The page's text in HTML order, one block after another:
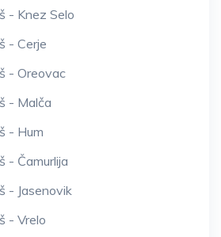
- Knez Selo
- Cerje
- Oreovac
- Malča
- Hum
- Čamurlija
- Jasenovik
- Vrelo